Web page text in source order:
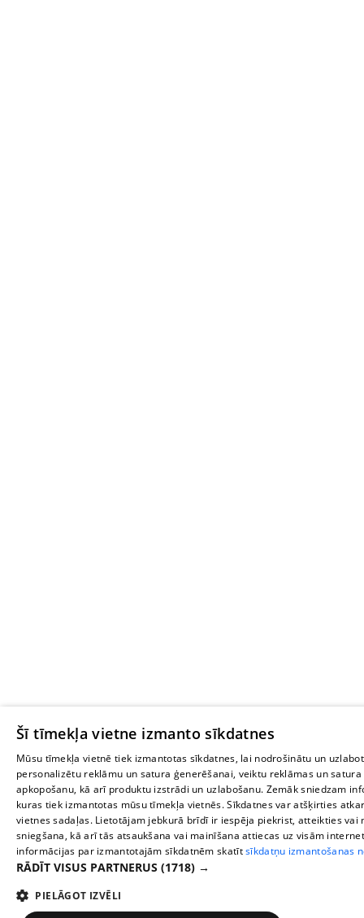
Šī tīmekļa vietne izmanto sīkdatnes
Mūsu tīmekļa vietnē tiek izmantotas sīkdatnes, lai nodrošinātu un
personalizētu reklāmu un satura ģenerēšanai, veiktu reklāmas un
apkopošanu, kā arī produktu izstrādi un uzlabošanu. Zemāk sniedzam
kuras tiek izmantotas mūsu tīmekļa vietnēs. Sīkdatnes var atšķirties
vietnes sadaļas. Lietotājam jebkurā brīdī ir iespēja piekrist, atteikties vai
sniegšana, kā arī tās atsaukšana vai mainīšana attiecas uz visām
informācijas par izmantotajām sīkdatnēm skatītsīkdatņu izmantošanas
RĀDĪT VISUS PARTNERUS (1718) →
PIELĀGOT IZVĒLI